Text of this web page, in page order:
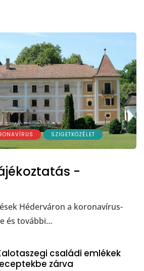
SZIGETKÖZÉLET
-
Héderváron a koronavírus-
és további…
családi emlékek
zárva